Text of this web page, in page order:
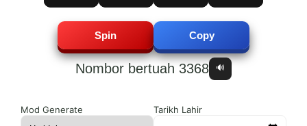
4
5
4
5
7
8
9
Spin Copy
Nombor bertuah 3368 🔊
Mod Generate Tarikh Lahir